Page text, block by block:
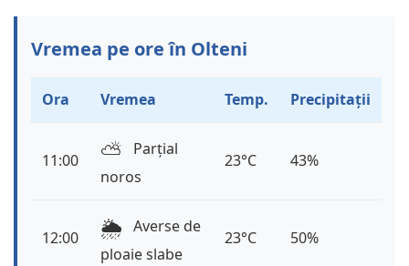
Vremea pe ore în Olteni
Ora Vremea Temp. Precipitații
11:00 ⛅️
Parțial
noros
23°C 43%
12:00 🌦️ Averse de
ploaie slabe
23°C 50%